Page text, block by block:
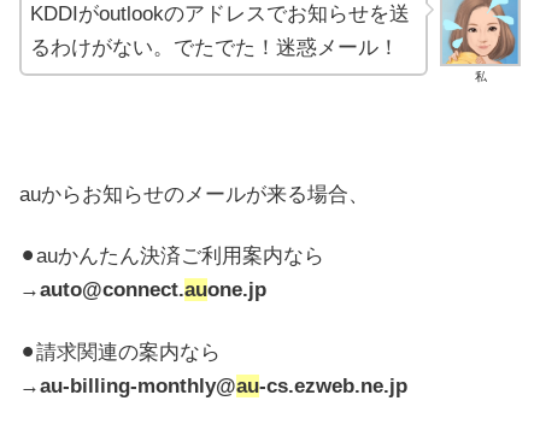
私
KDDIがoutlookのアドレスでお知らせを送
るわけがない。でたでた！迷惑メール！
auからお知らせのメールが来る場合、
⚫︎auかんたん決済ご利用案内なら
→auto@connect.auone.jp
⚫︎請求関連の案内なら
→au-billing-monthly@au-cs.ezweb.ne.jp